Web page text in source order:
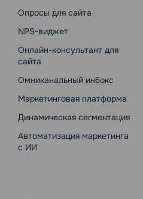
Опросы для сайта
NPS-виджет
Онлайн-консультант для
сайта
Омниканальный инбокс
Маркетинговая платформа
Динамическая сегментация
Автоматизация маркетинга
с ИИ